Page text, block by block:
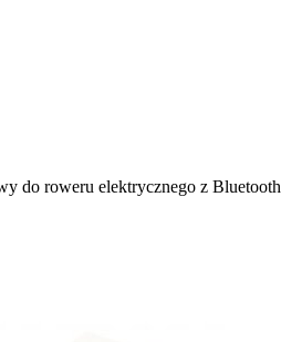
do roweru elektrycznego z Bluetooth